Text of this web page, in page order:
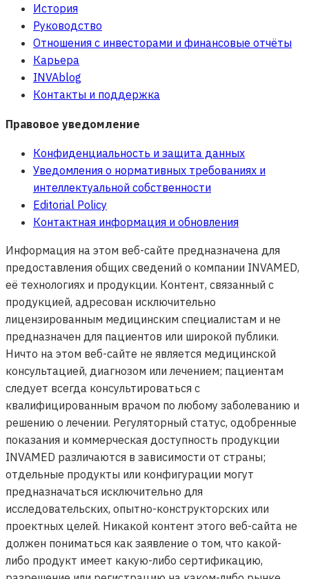
История
Руководство
Отношения с инвесторами и финансовые отчёты
Карьера
INVAblog
Контакты и поддержка
Правовое уведомление
Конфиденциальность и защита данных
Уведомления о нормативных требованиях и
интеллектуальной собственности
Editorial Policy
Контактная информация и обновления
Информация на этом веб-сайте предназначена для
предоставления общих сведений о компании INVAMED,
её технологиях и продукции. Контент, связанный с
продукцией, адресован исключительно
лицензированным медицинским специалистам и не
предназначен для пациентов или широкой публики.
Ничто на этом веб-сайте не является медицинской
консультацией, диагнозом или лечением; пациентам
следует всегда консультироваться с
квалифицированным врачом по любому заболеванию и
решению о лечении. Регуляторный статус, одобренные
показания и коммерческая доступность продукции
INVAMED различаются в зависимости от страны;
отдельные продукты или конфигурации могут
предназначаться исключительно для
исследовательских, опытно-конструкторских или
проектных целей. Никакой контент этого веб-сайта не
должен пониматься как заявление о том, что какой-
либо продукт имеет какую-либо сертификацию,